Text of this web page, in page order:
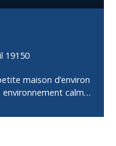
19150
maison d’environ
calme
restauré en 2021, ce